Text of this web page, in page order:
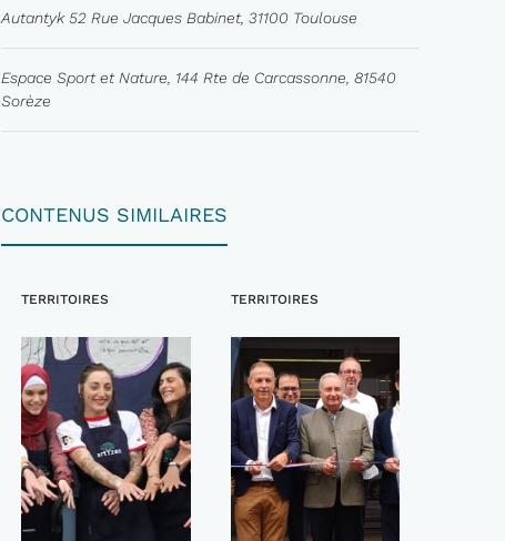
Autantyk 52 Rue Jacques Babinet, 31100 Toulouse
Espace Sport et Nature, 144 Rte de Carcassonne, 81540
Sorèze
CONTENUS SIMILAIRES
TERRITOIRES TERRITOIRES